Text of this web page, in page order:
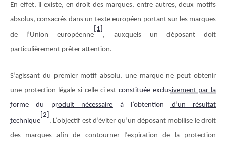
En effet, il existe, en droit des marques, entre autres, deux motifs
absolus, consacrés dans un texte européen portant sur les marques
de l’Union européenne
[1]
, auxquels un déposant doit
particulièrement prêter attention.
S’agissant du premier motif absolu, une marque ne peut obtenir
une protection légale si celle-ci est constituée exclusivement par la
forme du produit nécessaire à l’obtention d’un résultat
technique
[2]
. L’objectif est d’éviter qu’un déposant mobilise le droit
des marques afin de contourner l’expiration de la protection